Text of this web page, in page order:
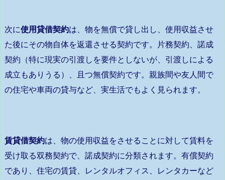
次に使用貸借契約は、物を無償で貸し出し、使用収益させ
た後にその物自体を返還させる契約です。片務契約、諾成
契約（特に現実の引渡しを要件としないが、引渡しによる
成立もありうる）、且つ無償契約です。親族間や友人間で
の住宅や車両の貸与など、実生活でもよく見られます。
賃貸借契約は、物の使用収益をさせることに対して賃料を
受け取る双務契約で、諾成契約に分類されます。有償契約
であり、住宅の賃貸、レンタルオフィス、レンタカーなど